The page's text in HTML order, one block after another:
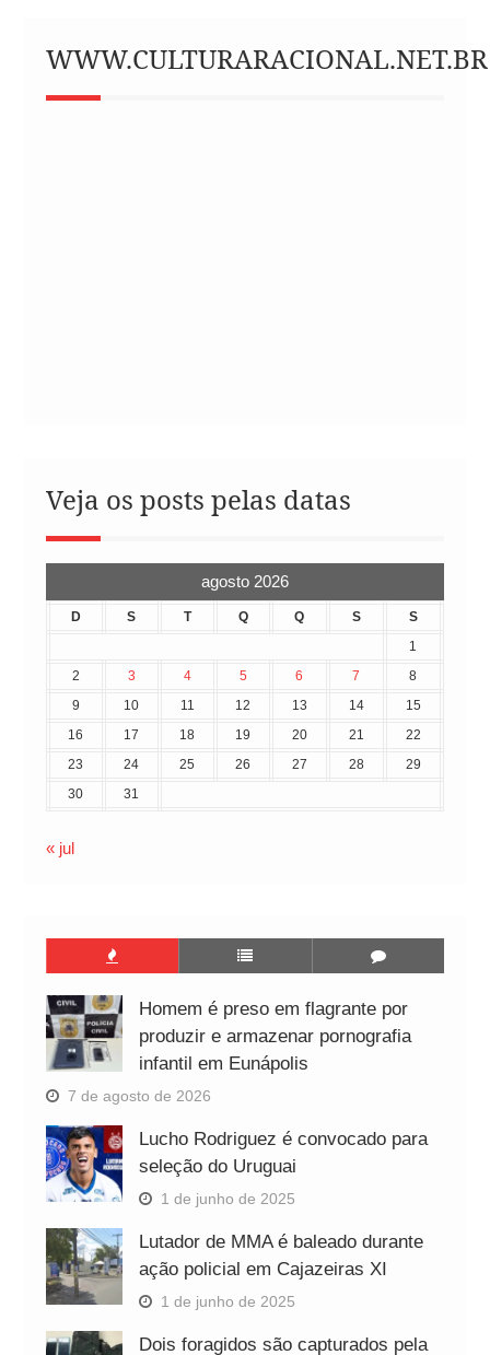
WWW.CULTURARACIONAL.NET.BR
Veja os posts pelas datas
agosto 2026
D S T Q Q S
S
1
2
3 4 5 6 7
8
9
10 11 12 13 14
15
16
17 18 19 20 21
22
23
24 25 26 27 28
29
30
31
« jul
Homem é preso em flagrante por
produzir e armazenar pornografia
infantil em Eunápolis
7 de agosto de 2026
Lucho Rodriguez é convocado para
seleção do Uruguai
1 de junho de 2025
Lutador de MMA é baleado durante
ação policial em Cajazeiras XI
1 de junho de 2025
Dois foragidos são capturados pela